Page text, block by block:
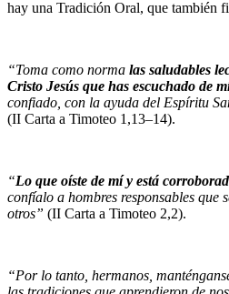
hay una Tradición Oral, que también
“Toma como norma las saludables
Cristo Jesús que has escuchado de
confiado, con la ayuda del Espíritu
(II Carta a Timoteo 1,13–14).
“Lo que oíste de mí y está
confíalo a hombres responsables que
otros” (II Carta a Timoteo 2,2).
“Por lo tanto, hermanos,